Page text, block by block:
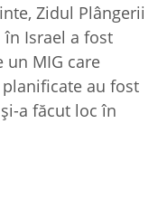
Zidul Plângerii
Israel a fost
un MIG care
au fost
a făcut loc în